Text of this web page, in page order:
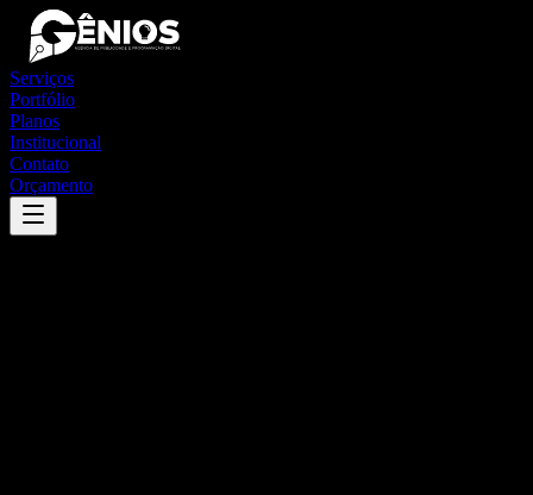
Serviços
Portfólio
Planos
Institucional
Contato
Orçamento